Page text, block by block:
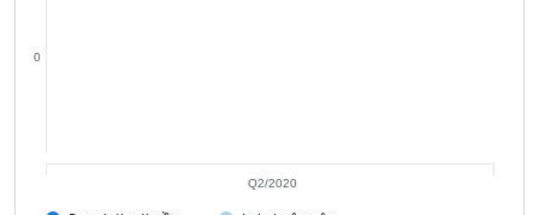
0
Q2/2020
Tin
Bài